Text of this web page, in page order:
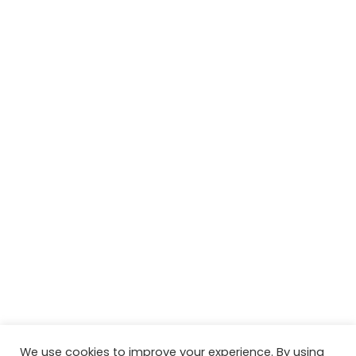
We use cookies to improve your experience. By using